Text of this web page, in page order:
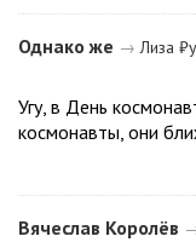
Однако же → Лиза
Угу, в День
космонавты, они
Вячеслав Королёв